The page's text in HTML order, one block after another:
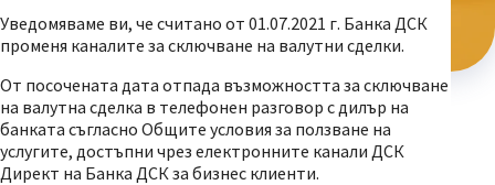
Уведомяваме ви, че считано от 01.07.2021 г. Банка ДСК
променя каналите за сключване на валутни сделки.
От посочената дата отпада възможността за сключване
на валутна сделка в телефонен разговор с дилър на
банката съгласно Общите условия за ползване на
услугите, достъпни чрез електронните канали ДСК
Директ на Банка ДСК за бизнес клиенти.